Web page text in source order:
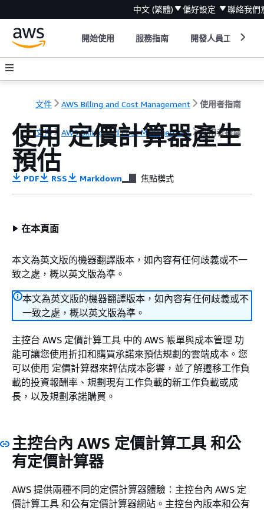
中文 (繁體) 偏好設定 聯絡我們
開始使用 服務指南 開發人員工具
文件 AWS Billing and Cost Management 使用者指南
文件 AWS Billing and Cost Management 使用者指南
使用 定價計算器產生
預估
PDF RSS Markdown 焦點模式
在本頁面
本文為英文版的機器翻譯版本，如內容有任何歧義或不一
致之處，概以英文版為準。
本文為英文版的機器翻譯版本，如內容有任何歧義或不
一致之處，概以英文版為準。
主控台 AWS 定價計算工具 中的 AWS 帳單與成本管理 功
能可讓您使用折扣和購買承諾來預估規劃的雲端成本。您
可以使用 定價計算器來評估成本影響，並了解遷移工作負
載的投資報酬率、規劃現有工作負載的新工作負載或成
長，以及規劃承諾購買。
主控台內 AWS 定價計算工具 和公
有定價計算器
AWS 提供兩種不同的定價計算器體驗：主控台內 AWS 定
價計算工具 和公有定價計算器網站。主控台內版本和公有